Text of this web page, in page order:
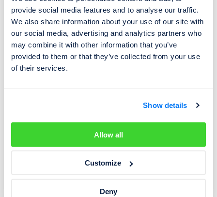
provide social media features and to analyse our traffic.
We also share information about your use of our site with
our social media, advertising and analytics partners who
may combine it with other information that you’ve
provided to them or that they’ve collected from your use
of their services.
Show details
Allow all
Customize
Deny
již jen digitálně. Pozitivní zprávou je, že podle našich
analýz se podíl stočených ojetin na trhu v ČR již
nezvyšuje a dochází k nárůstu průměrné hodnoty stavu
tachometru udávané u prodávaných vozidel. Věříme, že
jedním z důvodů je výrazné rozšíření používání systému
AUTOTRACER,“ řekl Martin Pajer.
a historie vozidel. Společnost dlouhodobě pomáhá
bezpečnostní značení oken OCIS a satelitní systémy